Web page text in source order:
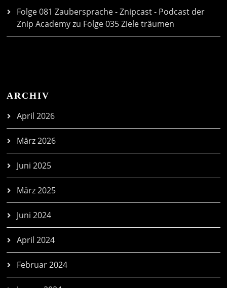
Folge 081 Zaubersprache - Znipcast - Podcast der
Znip Academyzu Folge 035 Ziele träumen
ARCHIV
April 2026
März 2026
Juni 2025
März 2025
Juni 2024
April 2024
Februar 2024